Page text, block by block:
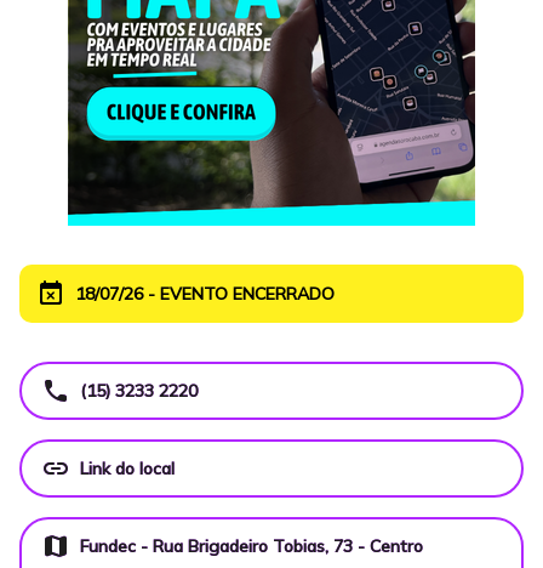
event_busy 18/07/26 - EVENTO ENCERRADO
call (15) 3233 2220
link Link do local
map Fundec - Rua Brigadeiro Tobias, 73 - Centro